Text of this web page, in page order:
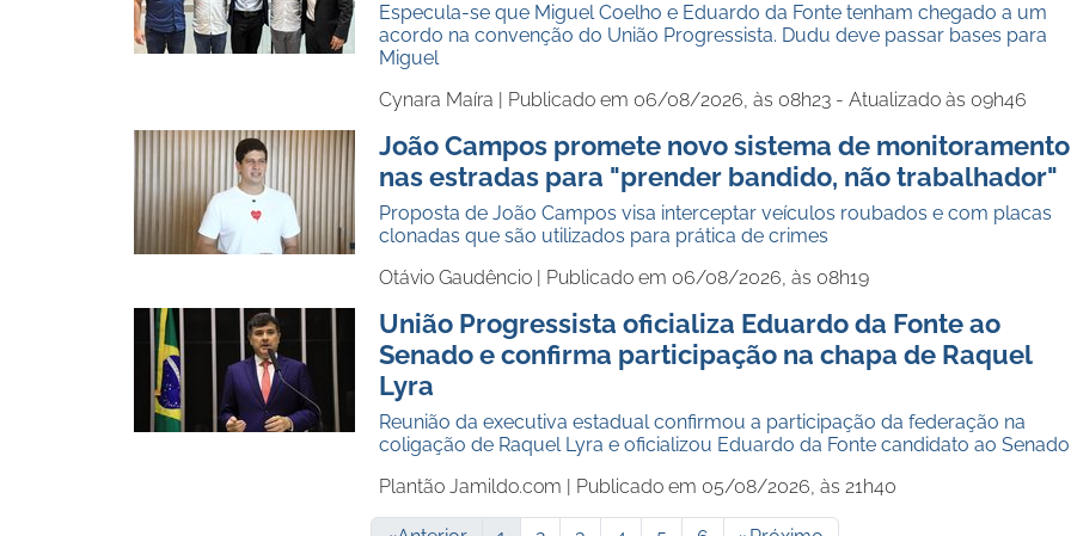
Especula-se que Miguel Coelho e Eduardo da Fonte tenham chegado a um
acordo na convenção do União Progressista. Dudu deve passar bases para
Miguel
Cynara Maíra | Publicado em 06/08/2026, às 08h23 - Atualizado às 09h46
João Campos promete novo sistema de monitoramento
nas estradas para "prender bandido, não trabalhador"
Proposta de João Campos visa interceptar veículos roubados e com placas
clonadas que são utilizados para prática de crimes
Otávio Gaudêncio | Publicado em 06/08/2026, às 08h19
União Progressista oficializa Eduardo da Fonte ao
Senado e confirma participação na chapa de Raquel
Lyra
Reunião da executiva estadual confirmou a participação da federação na
coligação de Raquel Lyra e oficializou Eduardo da Fonte candidato ao Senado
Plantão Jamildo.com | Publicado em 05/08/2026, às 21h40